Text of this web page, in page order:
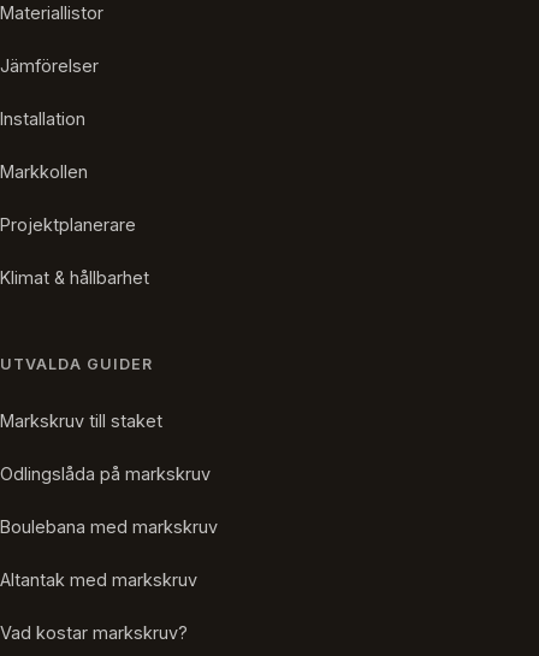
Materiallistor
Jämförelser
Installation
Markkollen
Projektplanerare
Klimat & hållbarhet
UTVALDA GUIDER
Markskruv till staket
Odlingslåda på markskruv
Boulebana med markskruv
Altantak med markskruv
Vad kostar markskruv?